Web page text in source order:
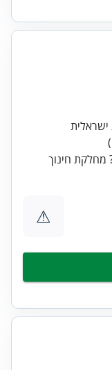
ישראלית
מחלקת חינוך
⚠